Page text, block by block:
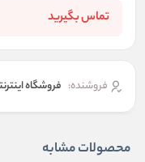
تماس بگیرید
فروشنده: فروشگاه
محصولات مشابه